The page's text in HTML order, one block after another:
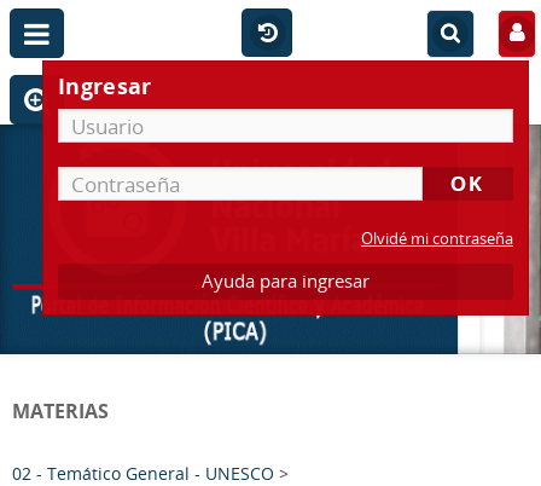
Ingresar
Olvidé mi contraseña
Ayuda para ingresar
MATERIAS
02 - Temático General - UNESCO >